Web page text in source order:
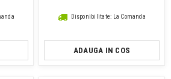
Disponibilitate: La Comanda
ADAUGA IN COS